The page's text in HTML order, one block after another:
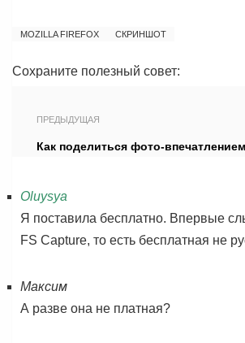
MOZILLA FIREFOX СКРИНШОТ
Сохраните полезный совет:
ПРЕДЫДУЩАЯ
Как поделиться фото-
Oluysya
Я поставила бесплатно. Впервые
FS Capture, то есть бесплатная не
Максим
А разве она не платная?